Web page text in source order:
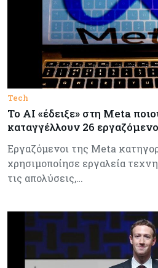
Tech
Το AI «έδειξε» στη Meta
καταγγέλλουν 26
Εργαζόμενοι της Meta
χρησιμοποίησε εργαλεία
τις απολύσεις,…